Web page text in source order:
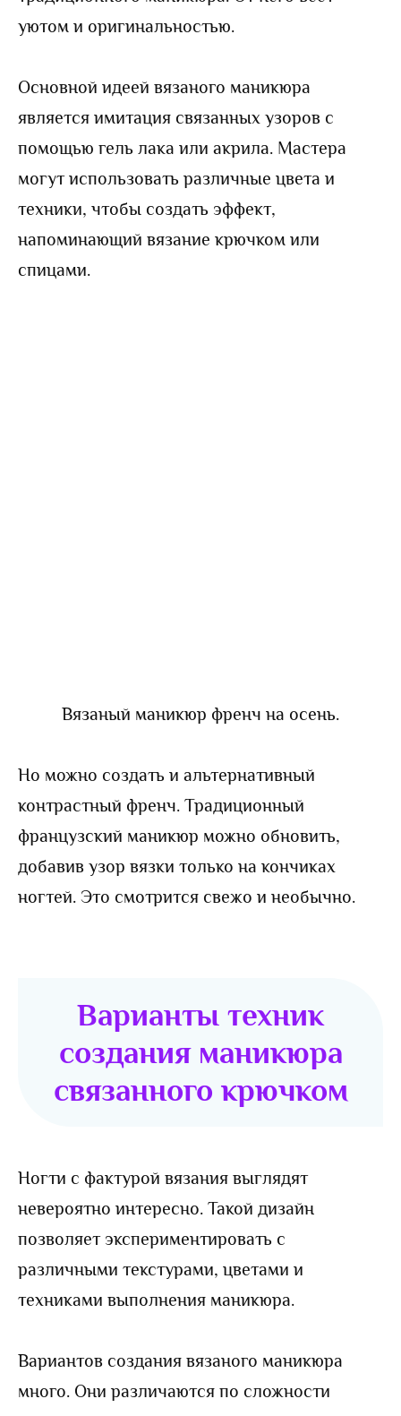
уютом и оригинальностью.
Основной идеей вязаного маникюра
является имитация связанных узоров с
помощью гель лака или акрила. Мастера
могут использовать различные цвета и
техники, чтобы создать эффект,
напоминающий вязание крючком или
спицами.
Вязаный маникюр френч на осень.
Но можно создать и альтернативный
контрастный френч. Традиционный
французский маникюр можно обновить,
добавив узор вязки только на кончиках
ногтей. Это смотрится свежо и необычно.
Варианты техник
создания маникюра
связанного крючком
Ногти с фактурой вязания выглядят
невероятно интересно. Такой дизайн
позволяет экспериментировать с
различными текстурами, цветами и
техниками выполнения маникюра.
Вариантов создания вязаного маникюра
много. Они различаются по сложности